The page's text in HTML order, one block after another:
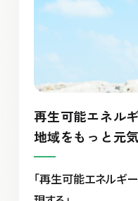
再生可能エネル
地域をもっと元
「再生可能エネルギ